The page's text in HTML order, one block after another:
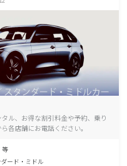
ル、お得な割引料金や予約、乗り
各店舗にお電話ください。
等
ード・ミドル